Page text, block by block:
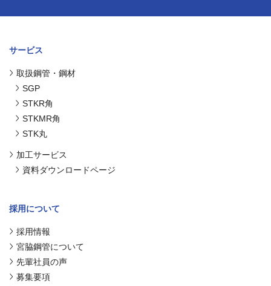
サービス
取扱鋼管・鋼材
SGP
STKR角
STKMR角
STK丸
加工サービス
資料ダウンロードページ
採用について
採用情報
宮脇鋼管について
先輩社員の声
募集要項